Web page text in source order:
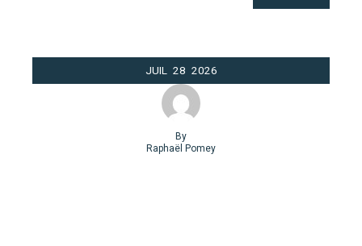
JUIL 28 2026
By
Raphaël Pomey